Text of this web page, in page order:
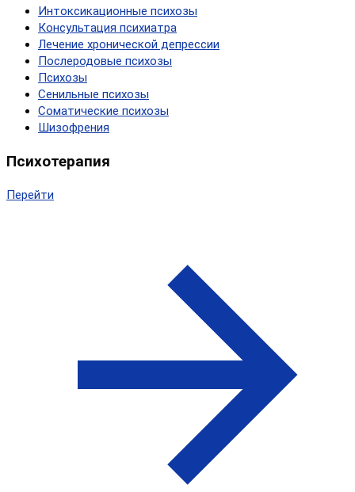
Интоксикационные психозы
Консультация психиатра
Лечение хронической депрессии
Послеродовые психозы
Психозы
Сенильные психозы
Соматические психозы
Шизофрения
Психотерапия
Перейти